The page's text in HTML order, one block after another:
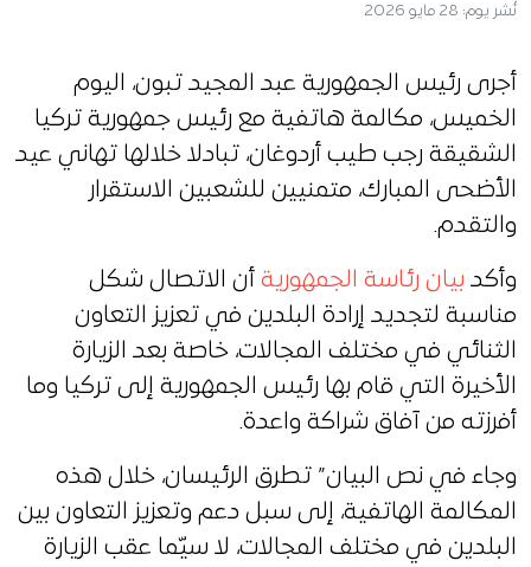
نُشر يوم: 28 مايو 2026
أجرى رئيس الجمهورية عبد المجيد تبون، اليوم
الخميس، مكالمة هاتفية مع رئيس جمهورية تركيا
الشقيقة رجب طيب أردوغان، تبادلا خلالها تهاني عيد
الأضحى المبارك، متمنيين للشعبين الاستقرار
والتقدم.
وأكد بيان رئاسة الجمهورية أن الاتصال شكل
مناسبة لتجديد إرادة البلدين في تعزيز التعاون
الثنائي في مختلف المجالات، خاصة بعد الزيارة
الأخيرة التي قام بها رئيس الجمهورية إلى تركيا وما
أفرزته من آفاق شراكة واعدة.
وجاء في نص البيان” تطرق الرئيسان، خلال هذه
المكالمة الهاتفية، إلى سبل دعم وتعزيز التعاون بين
البلدين في مختلف المجالات، لا سيّما عقب الزيارة